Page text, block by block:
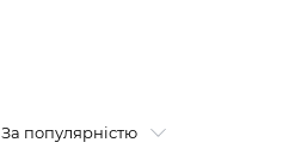
За популярністю